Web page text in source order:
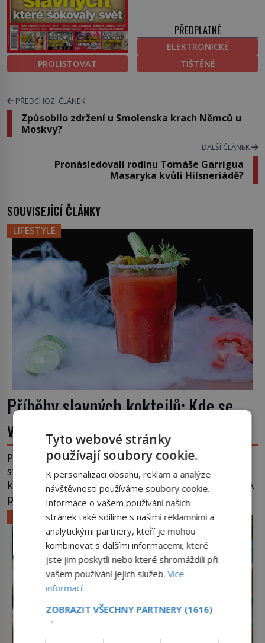
PROLISTOVAT
PŘEDPLATNÉ
ELEKTRONICKÉ
TIŠTĚNÉ
PŘEDCHOZÍ ČLÁNEK
Způsobilo zdržení u Smolenska krach Němců u
Moskvy?
DALŠÍ ČLÁNEK
Pronásledovali rodinu Tomáše Garrigua
Masaryka kvůli Hilsneriádě?
SOUVISEJÍCÍ ČLÁNKY
LIFESTYLE
Příběhy slavných koktejlů: Kde se
vzal Manhattan a Bloody Mary?
Promíchejte whiskey, červený vermut, několik
střiků koktejlových bitters a led, sceďte, ozdobte
koktejlovou třešinkou a tadá… Manhattan je tu! A
pokud to má být skutečně on, dejte si pozor, ať
místo klasické americké rye whiskey či klidně
bourbonu nepoužijete skotskou whisku. Co se
stane? Inu, koktejl bude stále skvělý, ale už to
nebude Manhattan ale […]
LIFESTYLE
Tyto webové stránky
používají soubory cookie.
K personalizaci obsahu, reklam a analýze
návštěvnosti používáme soubory cookie.
Informace o vašem používání našich
stránek také sdílíme s našimi reklamními a
analytickými partnery, kteří je mohou
kombinovat s dalšími informacemi, které
jste jim poskytli nebo které shromáždili při
vašem používání jejich služeb.Více
informací
ZOBRAZIT VŠECHNY PARTNERY (1616)
→